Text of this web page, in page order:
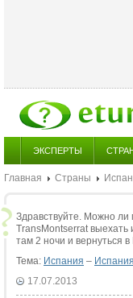
ЭКСПЕРТЫ
Главная Страны
Здравствуйте. Можно ли
TransMontserrat
там 2 ночи и вернуться
Тема: Испания –
17.07.2013